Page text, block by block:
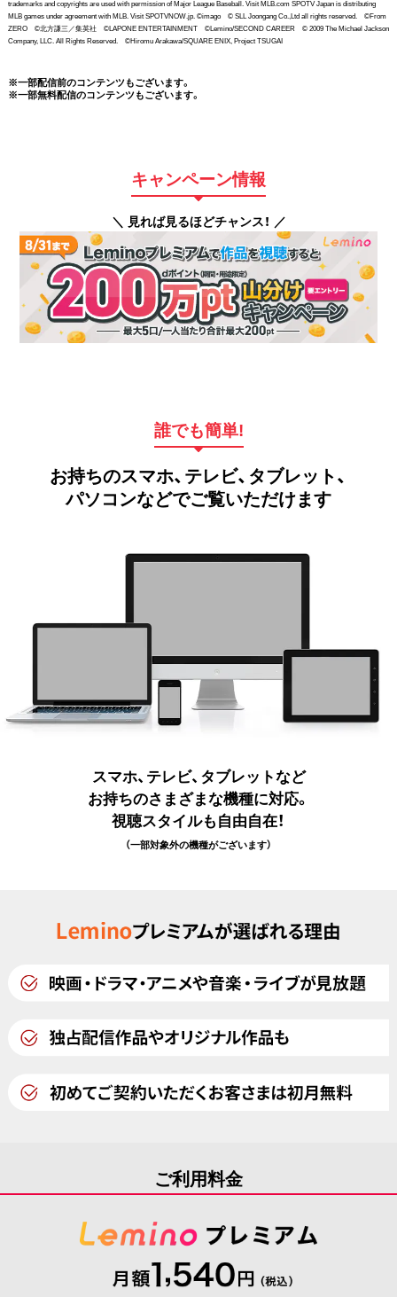
trademarks and copyrights are used with permission of Major League Baseball. Visit MLB.com SPOTV Japan is distributing
MLB games under agreement with MLB. Visit SPOTVNOW.jp. ©imago © SLL Joongang Co.,Ltd all rights reserved. ©From
ZERO ©北方謙三／集英社 ©LAPONE ENTERTAINMENT ©Lemino/SECOND CAREER © 2009 The Michael Jackson
Company, LLC. All Rights Reserved. ©Hiromu Arakawa/SQUARE ENIX, Project TSUGAI
※一部配信前のコンテンツもございます。
※一部無料配信のコンテンツもございます。
キャンペーン情報
＼ 見れば見るほどチャンス！ ／
誰でも簡単!
お持ちのスマホ、テレビ、タブレット、
パソコンなどでご覧いただけます
スマホ、テレビ、タブレットなど
お持ちのさまざまな機種に対応。
視聴スタイルも自由自在！
（一部対象外の機種がございます）
ご利用料金